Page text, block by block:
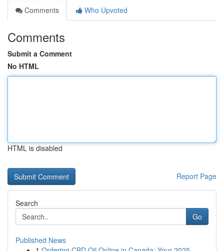
Comments
Who Upvoted
Comments
Submit a Comment
No HTML
HTML is disabled
Report Page
Search
Go
Published News